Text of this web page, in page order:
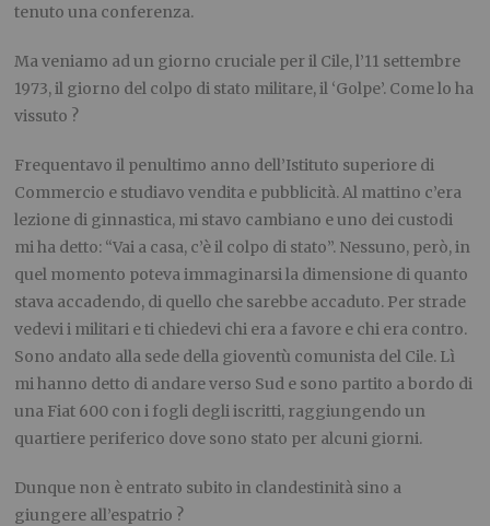
tenuto una conferenza.
Ma veniamo ad un giorno cruciale per il Cile, l’11 settembre
1973, il giorno del colpo di stato militare, il ‘Golpe’. Come lo ha
vissuto ?
Frequentavo il penultimo anno dell’Istituto superiore di
Commercio e studiavo vendita e pubblicità. Al mattino c’era
lezione di ginnastica, mi stavo cambiano e uno dei custodi
mi ha detto: “Vai a casa, c’è il colpo di stato”. Nessuno, però, in
quel momento poteva immaginarsi la dimensione di quanto
stava accadendo, di quello che sarebbe accaduto. Per strade
vedevi i militari e ti chiedevi chi era a favore e chi era contro.
Sono andato alla sede della gioventù comunista del Cile. Lì
mi hanno detto di andare verso Sud e sono partito a bordo di
una Fiat 600 con i fogli degli iscritti, raggiungendo un
quartiere periferico dove sono stato per alcuni giorni.
Dunque non è entrato subito in clandestinità sino a
giungere all’espatrio ?